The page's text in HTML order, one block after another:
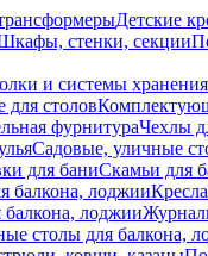
Детские
стенки, секции
и системы
столов
фурнитураЧехлы
Садовые, уличные
для баниСкамьи для
балкона, лоджии
лоджии
столы для балкона,